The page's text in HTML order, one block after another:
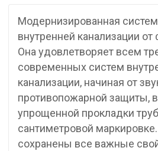
Модернизированная
внутренней канализации
Она удовлетворяет всем
современных систем
канализации, начиная от
противопожарной защиты,
упрощенной прокладки
сантиметровой
сохранены все важные